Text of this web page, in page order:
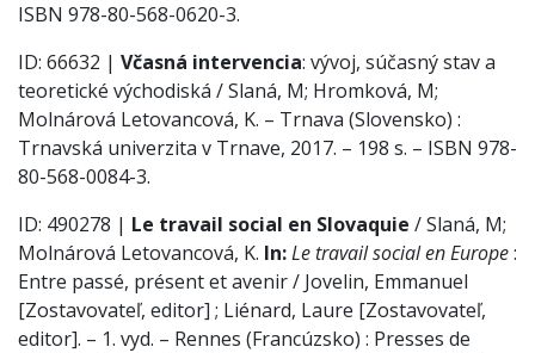
ISBN 978-80-568-0620-3.
ID: 66632 | Včasná intervencia: vývoj, súčasný stav a
teoretické východiská / Slaná, M; Hromková, M;
Molnárová Letovancová, K. – Trnava (Slovensko) :
Trnavská univerzita v Trnave, 2017. – 198 s. – ISBN 978-
80-568-0084-3.
ID: 490278 | Le travail social en Slovaquie / Slaná, M;
Molnárová Letovancová, K. In:Le travail social en Europe:
Entre passé, présent et avenir / Jovelin, Emmanuel
[Zostavovateľ, editor] ; Liénard, Laure [Zostavovateľ,
editor]. – 1. vyd. – Rennes (Francúzsko) : Presses de